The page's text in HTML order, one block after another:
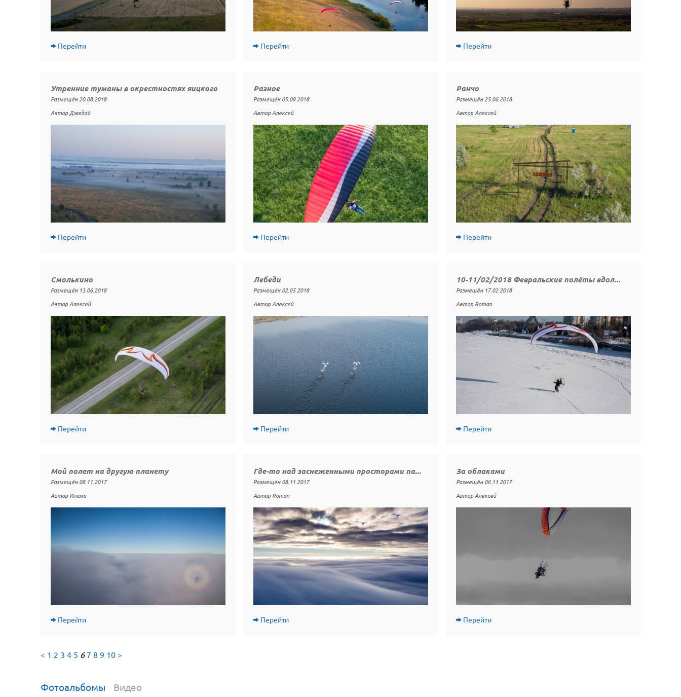
Перейти Перейти Перейти
Утренние туманы в окрестностях яицкого
Размещён 20.08.2018
Автор Джедай
Перейти
Разное
Размещён 05.08.2018
Автор Алексей
Перейти
Ранчо
Размещён 25.06.2018
Автор Алексей
Перейти
Смолькино
Размещён 13.06.2018
Автор Алексей
Перейти
Лебеди
Размещён 02.05.2018
Автор Алексей
Перейти
10-11/02/2018 Февральские полёты вдол...
Размещён 17.02.2018
Автор Roman
Перейти
Мой полет на другую планету
Размещён 08.11.2017
Автор Илюха
Перейти
Где-то над заснеженными просторами па...
Размещён 08.11.2017
Автор Roman
Перейти
За облаками
Размещён 06.11.2017
Автор Алексей
Перейти
< 1 2 3 4 5 6 7 8 9 10 >
Фотоальбомы Видео